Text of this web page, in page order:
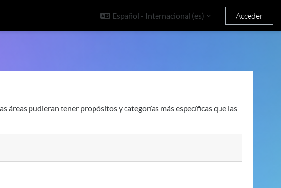
Español - Internacional ‎(es)‎ Acceder
áreas pudieran tener propósitos y categorías más específicas que las